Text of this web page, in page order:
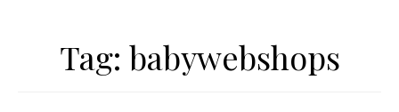
Tag: babywebshops